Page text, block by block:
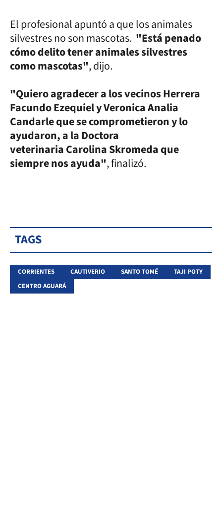
El profesional apuntó a que los animales
silvestres no son mascotas. "Está penado
cómo delito tener animales silvestres
como mascotas", dijo.
"Quiero agradecer a los vecinos Herrera
Facundo Ezequiel y Veronica Analia
Candarle que se comprometieron y lo
ayudaron, a la Doctora
veterinaria Carolina Skromeda que
siempre nos ayuda", finalizó.
TAGS
CORRIENTES CAUTIVERIO SANTO TOMÉ
TAJI POTY
CENTRO AGUARÁ